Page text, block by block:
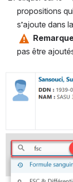
propositions
s’ajoute dans
pas être